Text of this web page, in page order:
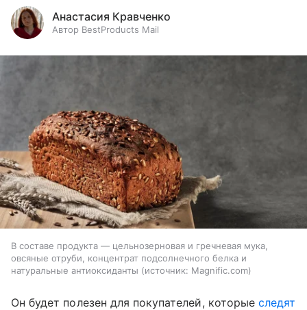
Анастасия Кравченко
Автор BestProducts Mail
В составе продукта — цельнозерновая и гречневая мука,
овсяные отруби, концентрат подсолнечного белка и
натуральные антиоксиданты
источник: Magnific.com
Он будет полезен для покупателей, которыеследят